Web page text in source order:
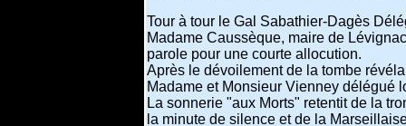
Tour à tour le Gal Sabathier-Dagès
Madame Caussèque, maire de
parole pour une courte allocution.
Après le dévoilement de la tombe
Madame et Monsieur Vienney délégué
La sonnerie "aux Morts" retentit de la
la minute de silence et de la